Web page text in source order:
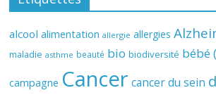
alcool alimentation allergie allergies
maladie asthme beauté bio biodiversité bébé
campagne Cancer cancer du sein